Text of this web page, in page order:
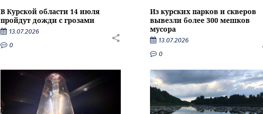
В Курской области 14 июля
пройдут дожди с грозами
13.07.2026
0
Из курских парков и скверов
вывезли более 300 мешков
мусора
13.07.2026
0